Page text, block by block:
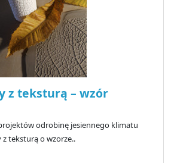
z teksturą – wzór
odrobinę jesiennego klimatu
z teksturą o wzorze..